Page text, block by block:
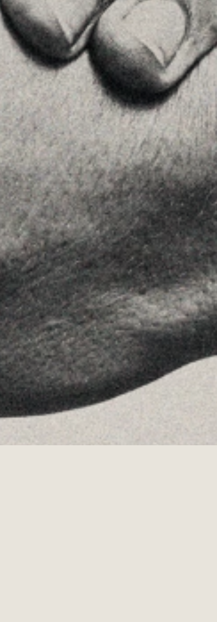
28002 , Madrid
+34 915759925
Ver en Google Maps
MENU
Home
La Firma
Equipo
Asesoramiento
Insights
Contactar
SÍGUENOS
Linkedin
Instagram
Youtube
Allyon — Barcelona, Spain
Copyrights © 2026 AVISO LEGAL ·
POLÍTICA DE COOKIES· POLÍTICA DE PRIVACIDAD
·